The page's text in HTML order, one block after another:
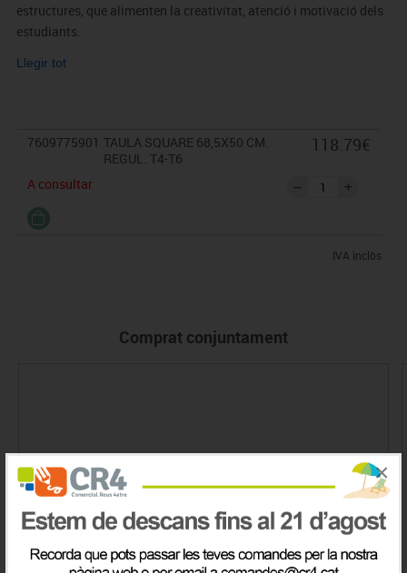
×
estructures, que alimenten la creativitat, atenció i motivació dels
estudiants.
*Condicions: El mobiliari es demana per encàrrec.
* Requereix muntatge
Llegir tot
7609775901 TAULA SQUARE 68,5X50 CM.
REGUL. T4-T6
A consultar
118.79€
IVA inclòs
Comprat conjuntament